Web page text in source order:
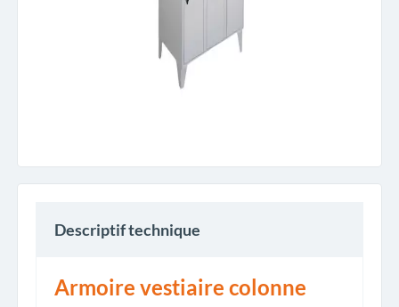
Descriptif technique
Armoire vestiaire colonne